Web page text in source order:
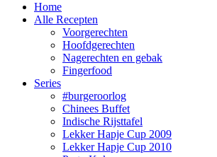
Home
Alle Recepten
Voorgerechten
Hoofdgerechten
Nagerechten en gebak
Fingerfood
Series
#burgeroorlog
Chinees Buffet
Indische Rijsttafel
Lekker Hapje Cup 2009
Lekker Hapje Cup 2010